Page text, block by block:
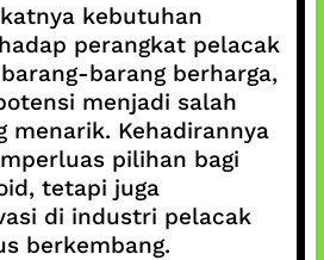
kebutuhan
perangkat pelacak
barang berharga,
menjadi salah
menarik. Kehadirannya
pilihan bagi
tetapi juga
di industri pelacak
berkembang.